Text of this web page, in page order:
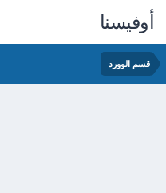
أوفيسنا
قسم الوورد